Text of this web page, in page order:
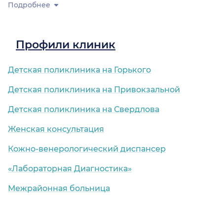
Подробнее
Профили клиник
Детская поликлиника на Горького
Детская поликлиника на Привокзальной
Детская поликлиника на Свердлова
Женская консультация
Кожно-венерологический диспансер
«Лабораторная Диагностика»
Межрайонная больница